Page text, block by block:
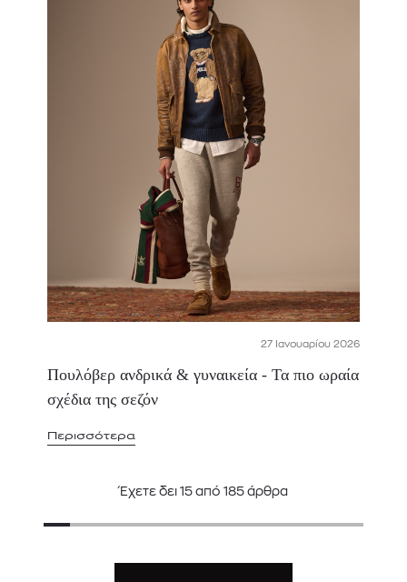
27 Ιανουαρίου 2026
Πουλόβερ ανδρικά & γυναικεία - Τα πιο ωραία
σχέδια της σεζόν
Περισσότερα
Έχετε δει 15από 185άρθρα